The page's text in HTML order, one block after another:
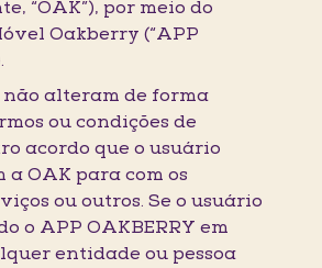
“OAK”), por meio do
Oakberry (“APP
não alteram de forma
ou condições de
acordo que o usuário
a OAK para com os
ou outros. Se o usuário
o APP OAKBERRY em
entidade ou pessoa